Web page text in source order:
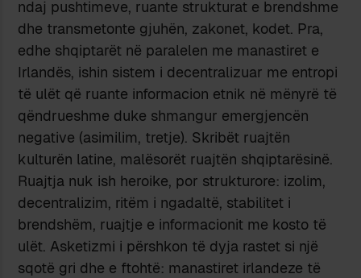
ndaj pushtimeve, ruante strukturat e brendshme
dhe transmetonte gjuhën, zakonet, kodet. Pra,
edhe shqiptarët në paralelen me manastiret e
Irlandës, ishin sistem i decentralizuar me entropi
të ulët që ruante informacion etnik në mënyrë të
qëndrueshme duke shmangur emergjencën
negative (asimilim, tretje). Skribët ruajtën
kulturën latine, malësorët ruajtën shqiptarësinë.
Ruajtja nuk ish heroike, por strukturore: izolim,
decentralizim, ritëm i ngadaltë, stabilitet i
brendshëm, ruajtje e informacionit me kosto të
ulët. Asketizmi i përshkon të dyja rastet si një
sqotë gri dhe e ftohtë: manastiret irlandeze të